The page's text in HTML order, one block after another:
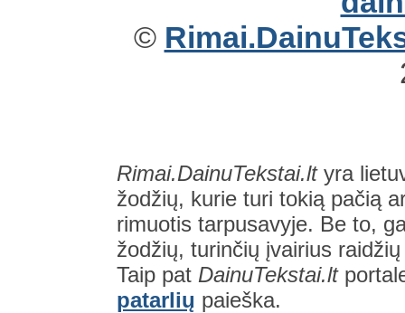
©
Rimai.DainuTekstai.ltyra
žodžių, kurie turi tokią pačią
rimuotis tarpusavyje. Be to,
žodžių, turinčių įvairius
Taip pat DainuTekstai.lt
patarlių paieška.